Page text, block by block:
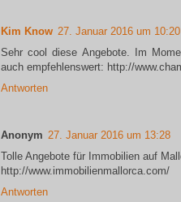
Kim Know 27. Januar 2016 um 10:20
Sehr cool diese Angebote. Im
auch empfehlenswert: http://
Antworten
Anonym 27. Januar 2016 um 13:28
Tolle Angebote für Immobilien auf
http://www.immobilienmallorca.com/
Antworten